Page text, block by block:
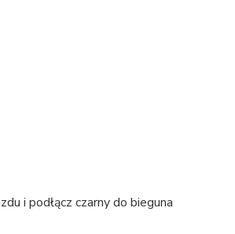
i podłącz czarny do bieguna